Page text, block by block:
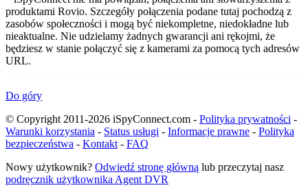
produktami Rovio. Szczegóły połączenia podane tutaj pochodzą z
zasobów społeczności i mogą być niekompletne, niedokładne lub
nieaktualne. Nie udzielamy żadnych gwarancji ani rękojmi, że
będziesz w stanie połączyć się z kamerami za pomocą tych adresów
URL.
Do góry
© Copyright 2011-2026 iSpyConnect.com - Polityka prywatności -
Warunki korzystania - Status usługi - Informacje prawne - Polityka
bezpieczeństwa - Kontakt - FAQ
Nowy użytkownik? Odwiedź stronę główną lub przeczytaj nasz
podręcznik użytkownika Agent DVR